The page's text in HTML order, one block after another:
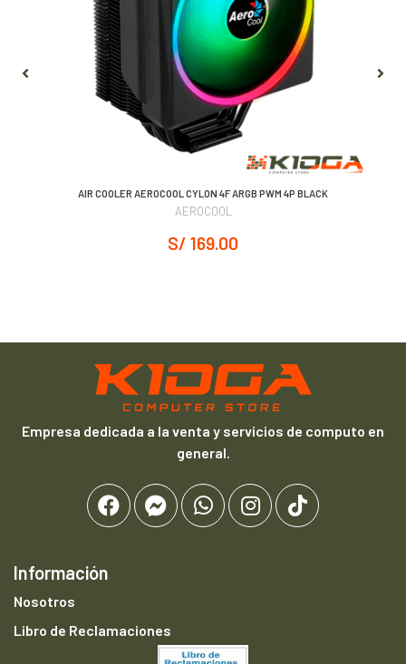
AIR COOLER AEROCOOL CYLON 4F ARGB PWM 4P BLACK
AEROCOOL
S/ 169.00
Empresa dedicada a la venta y servicios de computo en
general.
Información
Nosotros
Libro de Reclamaciones